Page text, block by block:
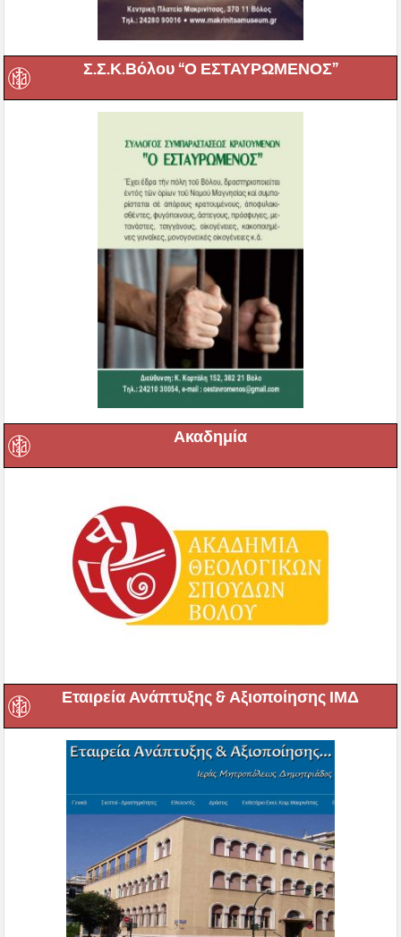
Σ.Σ.Κ.Βόλου “Ο ΕΣΤΑΥΡΩΜΕΝΟΣ”
Ακαδημία
Εταιρεία Ανάπτυξης & Αξιοποίησης ΙΜΔ